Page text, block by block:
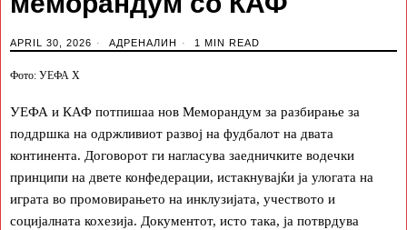
APRIL 30, 2026 АДРЕНАЛИН 1 MIN READ
Фото: УЕФА Х
УЕФА и КАФ потпишаа нов Меморандум за разбирање за
поддршка на одржливиот развој на фудбалот на двата
континента. Договорот ги нагласува заедничките водечки
принципи на двете конфедерации, истакнувајќи ја улогата на
играта во промовирањето на инклузијата, учеството и
социјалната кохезија. Документот, исто така, ја потврдува